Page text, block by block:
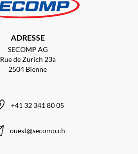
ADRESSE
SECOMP AG
Rue de Zurich 23a
2504 Bienne
+41 32 341 80 05
ouest@secomp.ch